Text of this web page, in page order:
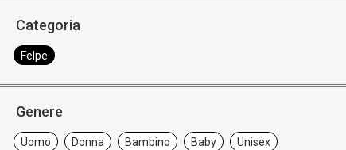
Categoria
Felpe
Genere
Uomo Donna Bambino Baby Unisex